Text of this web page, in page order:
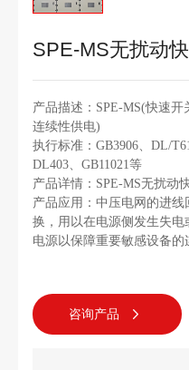
SPE-MS无扰动
产品描述： SPE-MS(快速
连续性供电)
执行标准：GB3906、DL/
DL403、GB11021等
产品详情： SPE-MS无扰动
产品应用：中压电网的进线
换，用以在电源侧发生失
电源以保障重要敏感设备的
咨询产品